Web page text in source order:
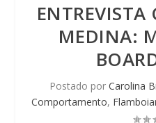
ENTREVISTA
MEDINA:
Postado por Carolina
Comportamento,